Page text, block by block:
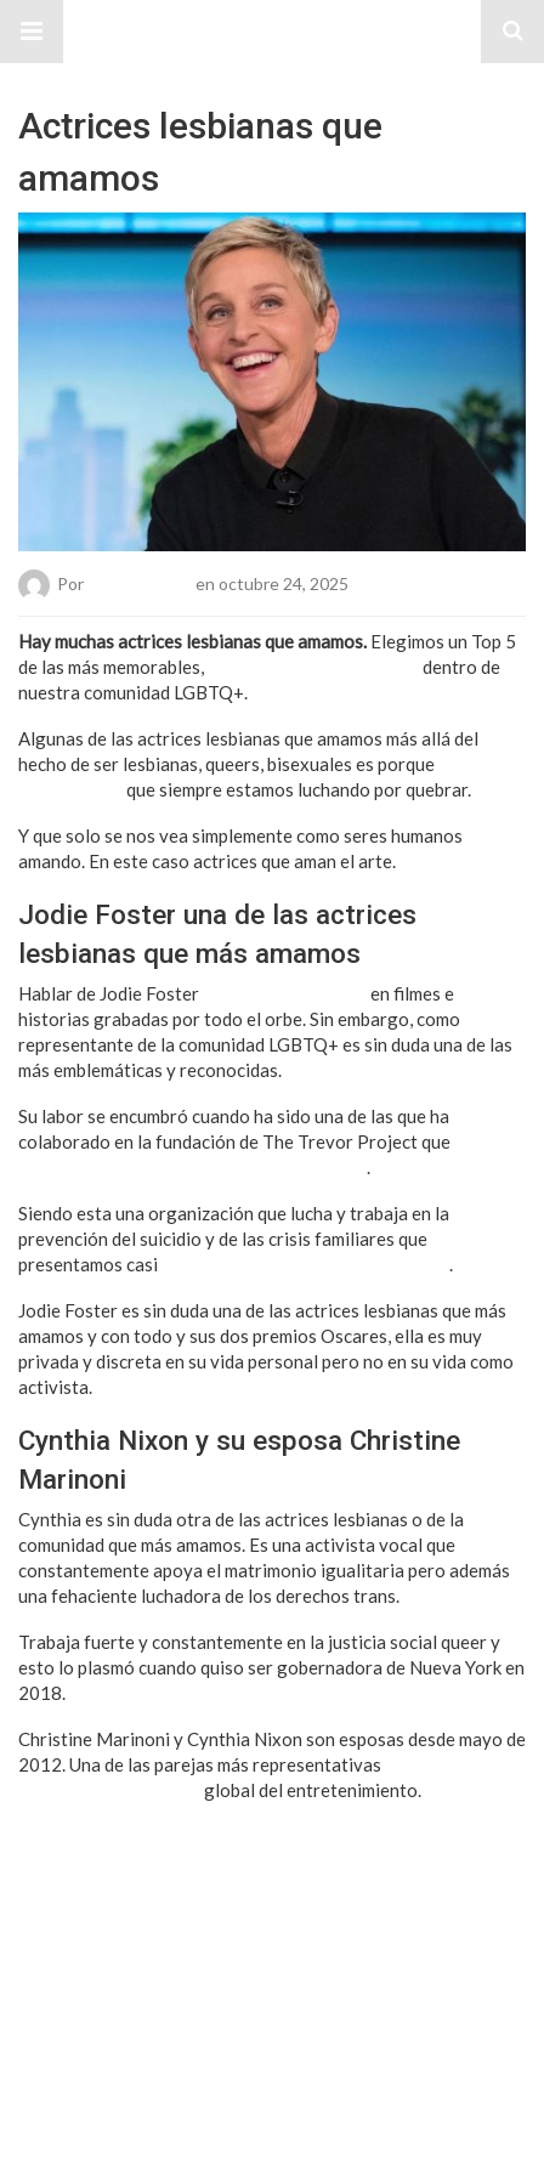
Actrices lesbianas que
amamos
Por en octubre 24, 2025
Hay muchas actrices lesbianas que amamos. Elegimos un Top 5
de las más memorables,
dentro de
nuestra comunidad LGBTQ+.
Algunas de las actrices lesbianas que amamos más allá del
hecho de ser lesbianas, queers, bisexuales es porque
que siempre estamos luchando por quebrar.
Y que solo se nos vea simplemente como seres humanos
amando. En este caso actrices que aman el arte.
Jodie Foster una de las actrices
lesbianas que más amamos
Hablar de Jodie Foster
en filmes e
historias grabadas por todo el orbe. Sin embargo, como
representante de la comunidad LGBTQ+ es sin duda una de las
más emblemáticas y reconocidas.
Su labor se encumbró cuando ha sido una de las que ha
colaborado en la fundación de The Trevor Project que
.
Siendo esta una organización que lucha y trabaja en la
prevención del suicidio y de las crisis familiares que
presentamos casi
.
Jodie Foster es sin duda una de las actrices lesbianas que más
amamos y con todo y sus dos premios Oscares, ella es muy
privada y discreta en su vida personal pero no en su vida como
activista.
Cynthia Nixon y su esposa Christine
Marinoni
Cynthia es sin duda otra de las actrices lesbianas o de la
comunidad que más amamos. Es una activista vocal que
constantemente apoya el matrimonio igualitaria pero además
una fehaciente luchadora de los derechos trans.
Trabaja fuerte y constantemente en la justicia social queer y
esto lo plasmó cuando quiso ser gobernadora de Nueva York en
2018.
Christine Marinoni y Cynthia Nixon son esposas desde mayo de
2012. Una de las parejas más representativas
global del entretenimiento.